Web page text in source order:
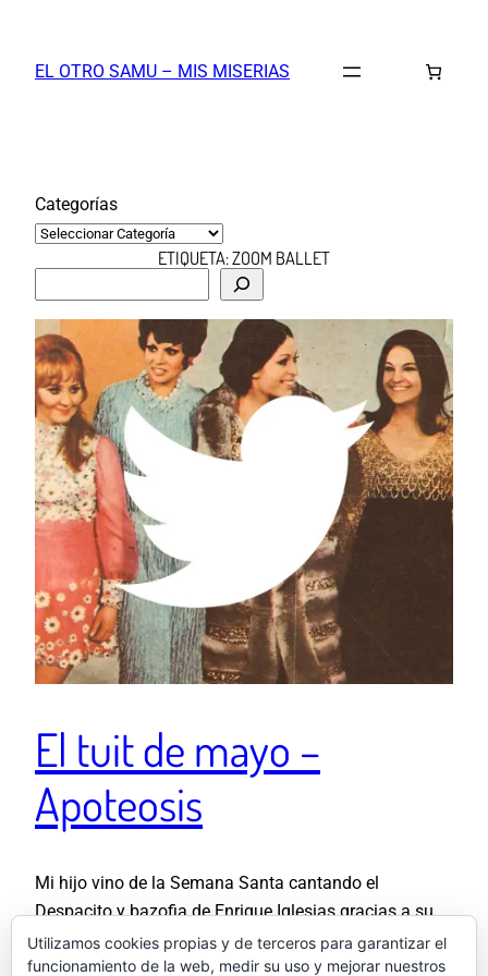
contenido
EL OTRO SAMU – MIS MISERIAS
Categorías
ETIQUETA:ZOOM BALLET
s
c
a
r
El tuit de mayo –
Apoteosis
Mi hijo vino de la Semana Santa cantando el
Despacito y bazofia de Enrique Iglesias gracias a su
tía. Como tratamiento de choque le he puesto este
vídeo cada 48 horas y parece que ya ha expulsado
Utilizamos cookies propias y de terceros para garantizar el
funcionamiento de la web, medir su uso y mejorar nuestros